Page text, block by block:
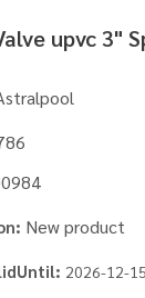
upvc 3"
New product
2026-12-15